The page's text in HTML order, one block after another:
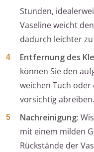
Stunden,
Vaseline weicht
dadurch leichter
Entfernung des
können Sie den
weichen Tuch
vorsichtig abreiben.
Nachreinigung:
mit einem milden
Rückstände der